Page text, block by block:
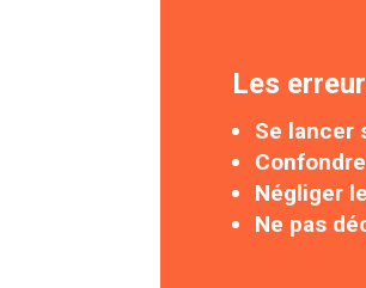
Les
Se lancer
Négliger
Ne pas